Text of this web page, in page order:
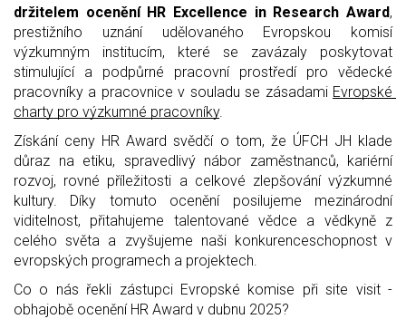
držitelem ocenění HR Excellence in Research Award,
prestižního uznání udělovaného Evropskou komisí
výzkumným institucím, které se zavázaly poskytovat
stimulující a podpůrné pracovní prostředí pro vědecké
pracovníky a pracovnice v souladu se zásadami Evropské
charty pro výzkumné pracovníky.
Získání ceny HR Award svědčí o tom, že ÚFCH JH klade
důraz na etiku, spravedlivý nábor zaměstnanců, kariérní
rozvoj, rovné příležitosti a celkové zlepšování výzkumné
kultury. Díky tomuto ocenění posilujeme mezinárodní
viditelnost, přitahujeme talentované vědce a vědkyně z
celého světa a zvyšujeme naši konkurenceschopnost v
evropských programech a projektech.
Co o nás řekli zástupci Evropské komise při site visit -
obhajobě ocenění HR Award v dubnu 2025?